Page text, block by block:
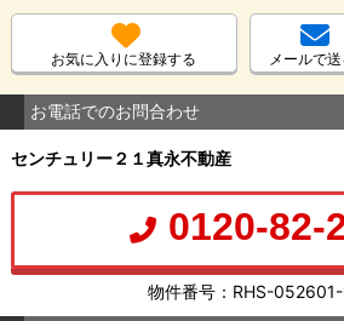
お気に入りに登録する メールで送
お電話でのお問合わせ
センチュリー２１真永不動産
0120-82-
物件番号：RHS-